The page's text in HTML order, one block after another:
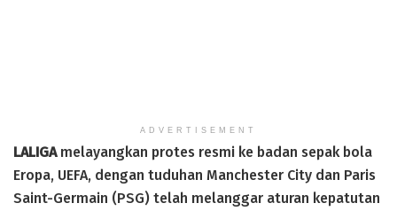
ADVERTISEMENT
LALIGAmelayangkan protes resmi ke badan sepak bola
Eropa, UEFA, dengan tuduhan Manchester City dan Paris
Saint-Germain (PSG) telah melanggar aturan kepatutan